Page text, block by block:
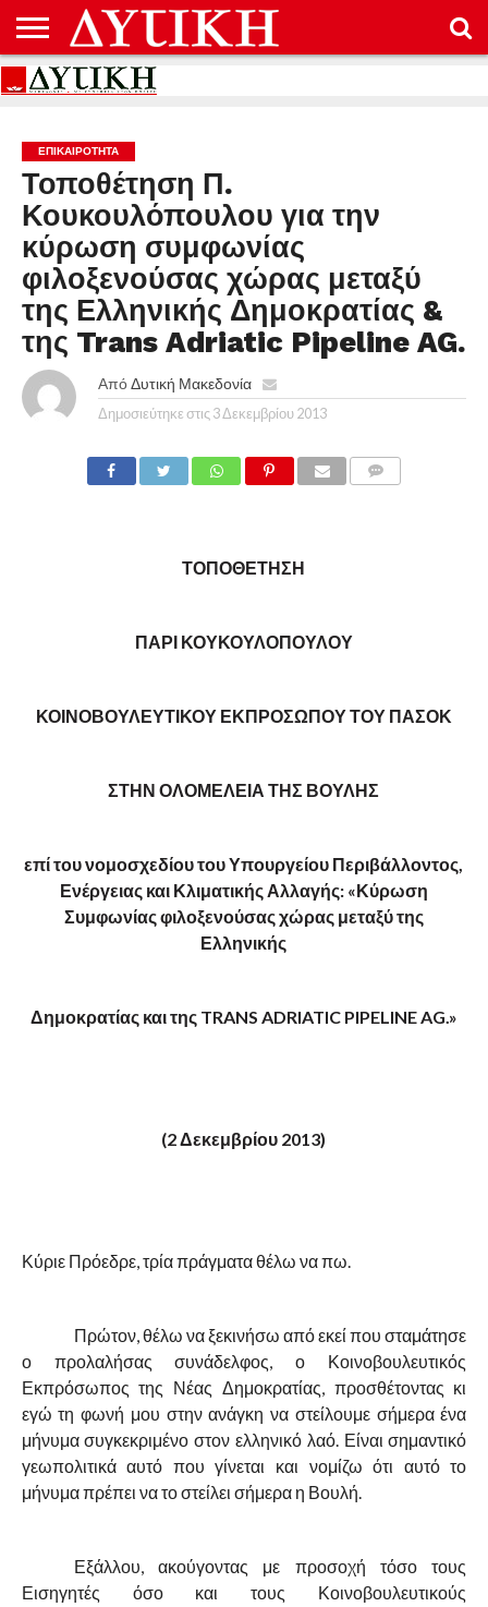
ΑΡΧΙΚΉ
ΕΠΙΚΟΙΝΩΝΊΑ
ΌΡΟΙ
ΠΡΟΣΤΑΣΊΑ
ΕΠΙΚΑΙΡΟΤΗΤΑ
Τοποθέτηση Π.
Κουκουλόπουλου για την
κύρωση συμφωνίας
φιλοξενούσας χώρας μεταξύ
της Ελληνικής Δημοκρατίας &
της Trans Adriatic Pipeline AG.
Από Δυτική Μακεδονία
Δημοσιεύτηκε στις 3 Δεκεμβρίου 2013
ΤΟΠΟΘΕΤΗΣΗ
ΠΑΡΙ ΚΟΥΚΟΥΛΟΠΟΥΛΟΥ
ΚΟΙΝΟΒΟΥΛΕΥΤΙΚΟΥ ΕΚΠΡΟΣΩΠΟΥ ΤΟΥ ΠΑΣΟΚ
ΣΤΗΝ ΟΛΟΜΕΛΕΙΑ ΤΗΣ ΒΟΥΛΗΣ
επί του νομοσχεδίου του Υπουργείου Περιβάλλοντος,
Ενέργειας και Κλιματικής Αλλαγής: «Κύρωση
Συμφωνίας φιλοξενούσας χώρας μεταξύ της
Ελληνικής
Δημοκρατίας και της TRANS ADRIATIC PIPELINE AG.»
(2 Δεκεμβρίου 2013)
Κύριε Πρόεδρε, τρία πράγματα θέλω να πω.
Πρώτον, θέλω να ξεκινήσω από εκεί που σταμάτησε
ο προλαλήσας συνάδελφος, ο Κοινοβουλευτικός
Εκπρόσωπος της Νέας Δημοκρατίας, προσθέτοντας κι
εγώ τη φωνή μου στην ανάγκη να στείλουμε σήμερα ένα
μήνυμα συγκεκριμένο στον ελληνικό λαό. Είναι σημαντικό
γεωπολιτικά αυτό που γίνεται και νομίζω ότι αυτό το
μήνυμα πρέπει να το στείλει σήμερα η Βουλή.
Εξάλλου, ακούγοντας με προσοχή τόσο τους
Εισηγητές όσο και τους Κοινοβουλευτικούς